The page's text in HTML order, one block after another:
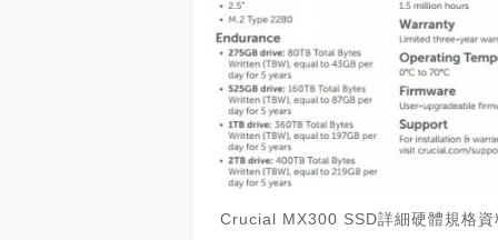
Crucial MX300 SSD詳細硬體規格資